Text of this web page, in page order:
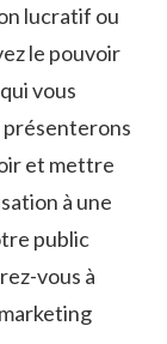
‍lucratif ou
‌le pouvoir
vous
présenterons
​et mettre
à une
public
vous ⁤à